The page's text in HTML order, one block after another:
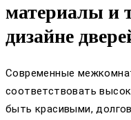
материалы и
дизайне
Современные
соответствовать
быть красивыми,